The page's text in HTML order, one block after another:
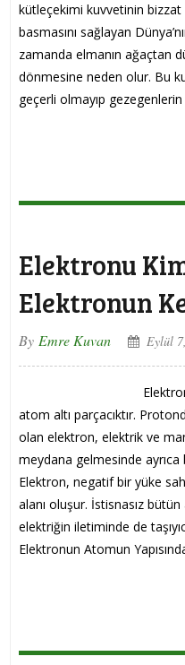
kütleçekimi kuvvetinin bizzat
basmasını sağlayan
zamanda elmanın ağaçtan
dönmesine neden olur. Bu
geçerli olmayıp
Elektronu
Elektronun
By Emre Kuvan Eylül
atom altı parçacıktır.
olan elektron, elektrik ve
meydana gelmesinde
Elektron, negatif bir yüke
alanı oluşur. İstisnasız
elektriğin iletiminde de
Elektronun Atomun